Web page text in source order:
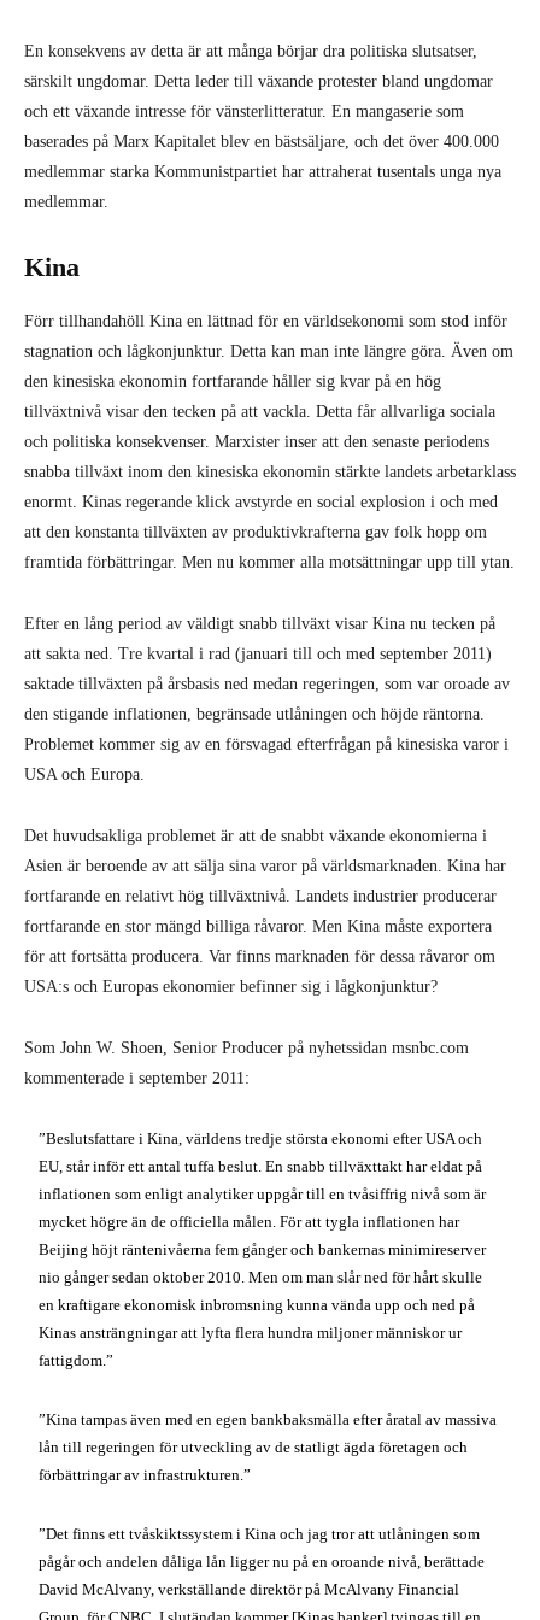
En konsekvens av detta är att många börjar dra politiska slutsatser,
särskilt ungdomar. Detta leder till växande protester bland ungdomar
och ett växande intresse för vänsterlitteratur. En mangaserie som
baserades på Marx Kapitalet blev en bästsäljare, och det över 400.000
medlemmar starka Kommunistpartiet har attraherat tusentals unga nya
medlemmar.
Kina
Förr tillhandahöll Kina en lättnad för en världsekonomi som stod inför
stagnation och lågkonjunktur. Detta kan man inte längre göra. Även om
den kinesiska ekonomin fortfarande håller sig kvar på en hög
tillväxtnivå visar den tecken på att vackla. Detta får allvarliga sociala
och politiska konsekvenser. Marxister inser att den senaste periodens
snabba tillväxt inom den kinesiska ekonomin stärkte landets arbetarklass
enormt. Kinas regerande klick avstyrde en social explosion i och med
att den konstanta tillväxten av produktivkrafterna gav folk hopp om
framtida förbättringar. Men nu kommer alla motsättningar upp till ytan.
Efter en lång period av väldigt snabb tillväxt visar Kina nu tecken på
att sakta ned. Tre kvartal i rad (januari till och med september 2011)
saktade tillväxten på årsbasis ned medan regeringen, som var oroade av
den stigande inflationen, begränsade utlåningen och höjde räntorna.
Problemet kommer sig av en försvagad efterfrågan på kinesiska varor i
USA och Europa.
Det huvudsakliga problemet är att de snabbt växande ekonomierna i
Asien är beroende av att sälja sina varor på världsmarknaden. Kina har
fortfarande en relativt hög tillväxtnivå. Landets industrier producerar
fortfarande en stor mängd billiga råvaror. Men Kina måste exportera
för att fortsätta producera. Var finns marknaden för dessa råvaror om
USA:s och Europas ekonomier befinner sig i lågkonjunktur?
Som John W. Shoen, Senior Producer på nyhetssidan msnbc.com
kommenterade i september 2011:
”Beslutsfattare i Kina, världens tredje största ekonomi efter USA och
EU, står inför ett antal tuffa beslut. En snabb tillväxttakt har eldat på
inflationen som enligt analytiker uppgår till en tvåsiffrig nivå som är
mycket högre än de officiella målen. För att tygla inflationen har
Beijing höjt räntenivåerna fem gånger och bankernas minimireserver
nio gånger sedan oktober 2010. Men om man slår ned för hårt skulle
en kraftigare ekonomisk inbromsning kunna vända upp och ned på
Kinas ansträngningar att lyfta flera hundra miljoner människor ur
fattigdom.”
”Kina tampas även med en egen bankbaksmälla efter åratal av massiva
lån till regeringen för utveckling av de statligt ägda företagen och
förbättringar av infrastrukturen.”
”Det finns ett tvåskiktssystem i Kina och jag tror att utlåningen som
pågår och andelen dåliga lån ligger nu på en oroande nivå, berättade
David McAlvany, verkställande direktör på McAlvany Financial